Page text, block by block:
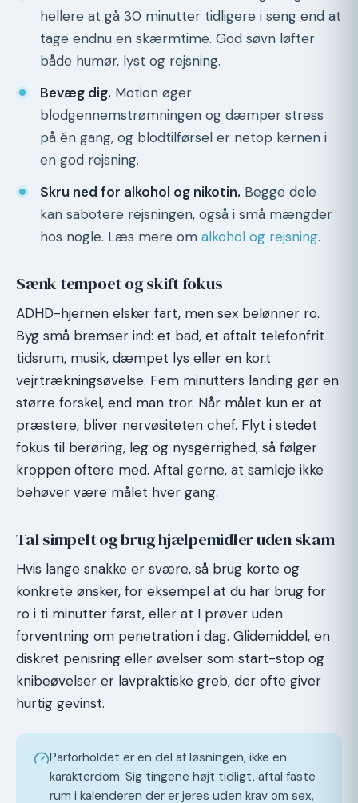
hellere at gå 30 minutter tidligere i seng end at
tage endnu en skærmtime. God søvn løfter
både humør, lyst og rejsning.
Bevæg dig. Motion øger
blodgennemstrømningen og dæmper stress
på én gang, og blodtilførsel er netop kernen i
en god rejsning.
Skru ned for alkohol og nikotin. Begge dele
kan sabotere rejsningen, også i små mængder
hos nogle. Læs mere om alkohol og rejsning.
Sænk tempoet og skift fokus
ADHD-hjernen elsker fart, men sex belønner ro.
Byg små bremser ind: et bad, et aftalt telefonfrit
tidsrum, musik, dæmpet lys eller en kort
vejrtrækningsøvelse. Fem minutters landing gør en
større forskel, end man tror. Når målet kun er at
præstere, bliver nervøsiteten chef. Flyt i stedet
fokus til berøring, leg og nysgerrighed, så følger
kroppen oftere med. Aftal gerne, at samleje ikke
behøver være målet hver gang.
Tal simpelt og brug hjælpemidler uden skam
Hvis lange snakke er svære, så brug korte og
konkrete ønsker, for eksempel at du har brug for
ro i ti minutter først, eller at I prøver uden
forventning om penetration i dag. Glidemiddel, en
diskret penisring eller øvelser som start-stop og
knibeøvelser er lavpraktiske greb, der ofte giver
hurtig gevinst.
Parforholdet er en del af løsningen, ikke en
karakterdom. Sig tingene højt tidligt, aftal faste
rum i kalenderen der er jeres uden krav om sex,